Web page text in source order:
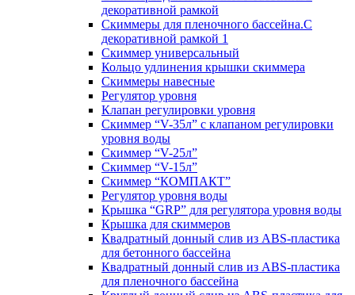
декоративной рамкой
Скиммеры для пленочного бассейна.С
декоративной рамкой 1
Скиммер универсальный
Кольцо удлинения крышки скиммера
Скиммеры навесные
Регулятор уровня
Клапан регулировки уровня
Скиммер “V-35л” с клапаном регулировки
уровня воды
Скиммер “V-25л”
Скиммер “V-15л”
Скиммер “КОМПАКТ”
Регулятор уровня воды
Крышка “GRP” для регулятора уровня воды
Крышка для скиммеров
Квадратный донный слив из ABS-пластика
для бетонного бассейна
Квадратный донный слив из ABS-пластика
для пленочного бассейна